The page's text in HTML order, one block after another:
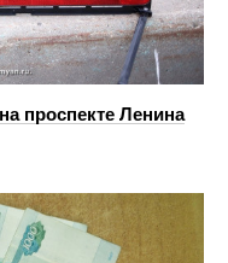
проспекте Ленина